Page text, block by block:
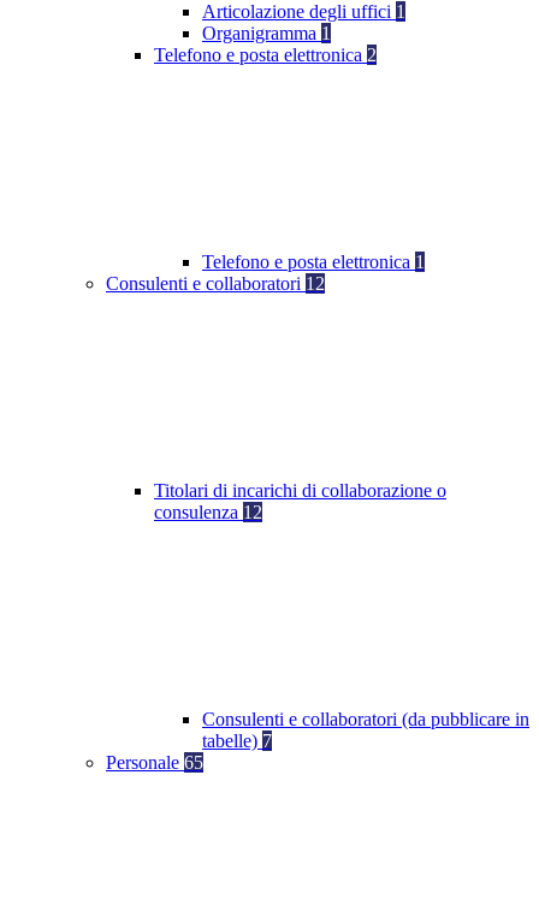
Articolazione degli uffici 1
Organigramma 1
Telefono e posta elettronica 2
Telefono e posta elettronica 1
Consulenti e collaboratori 12
Titolari di incarichi di collaborazione o
consulenza 12
Consulenti e collaboratori (da pubblicare in
tabelle) 7
Personale 65